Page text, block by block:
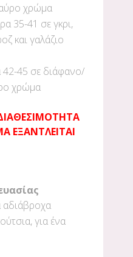
χρώμα
35-41 σε γκρι,
και γαλάζιο
42-45 σε διάφανο/
χρώμα
ΕΞΑΝΤΛΕΙΤΑΙ
αδιάβροχα
για ένα